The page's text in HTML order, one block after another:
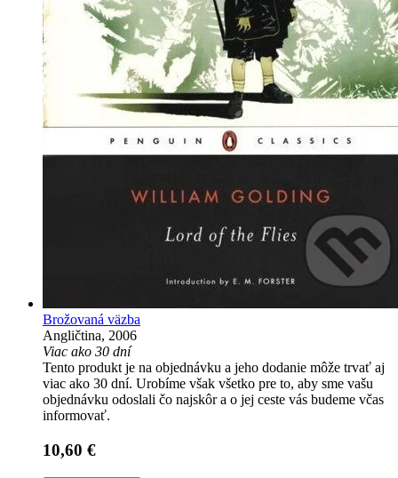
Brožovaná väzba
Angličtina, 2006
Viac ako 30 dní
Tento produkt je na objednávku a jeho dodanie môže trvať aj
viac ako 30 dní. Urobíme však všetko pre to, aby sme vašu
objednávku odoslali čo najskôr a o jej ceste vás budeme včas
informovať.
10,60 €